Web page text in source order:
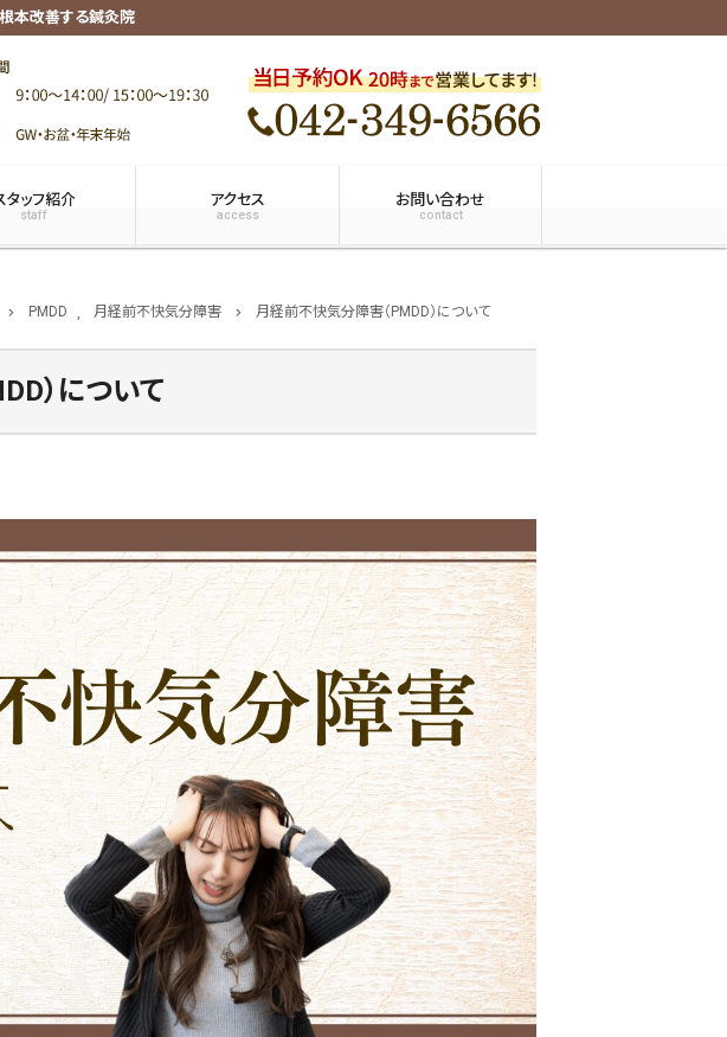
本改善する鍼灸院
タッフ紹介
staff
アクセス
access
お問い合わせ
contact
chevron_right PMDD 月経前不快気分障害 chevron_right 月経前不快気分障害（PMDD）について
）について